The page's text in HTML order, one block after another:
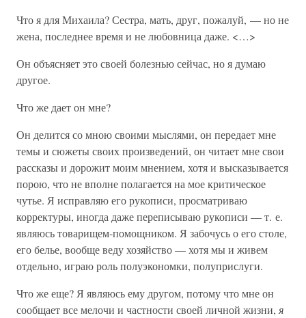
Что я для Михаила? Сестра, мать, друг, пожалуй, — но не
жена, последнее время и не любовница даже. <…>
Он объясняет это своей болезнью сейчас, но я думаю
другое.
Что же дает он мне?
Он делится со мною своими мыслями, он передает мне
темы и сюжеты своих произведений, он читает мне свои
рассказы и дорожит моим мнением, хотя и высказывается
порою, что не вполне полагается на мое критическое
чутье. Я исправляю его рукописи, просматриваю
корректуры, иногда даже переписываю рукописи — т. е.
являюсь товарищем-помощником. Я забочусь о его столе,
его белье, вообще веду хозяйство — хотя мы и живем
отдельно, играю роль полуэкономки, полуприслуги.
Что же еще? Я являюсь ему другом, потому что мне он
сообщает все мелочи и частности своей личной жизни, я